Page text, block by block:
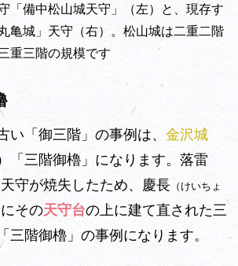
「備中松山城天守」（左）と、現存す
亀城」天守（右）。松山城は二重二階
重三階の規模です
い「御三階」の事例は、 金沢城
「三階御櫓」になります。落雷
守が焼失したため、慶長 （けいちょ
その天守台の上に建て直された三
三階御櫓」の事例になります。